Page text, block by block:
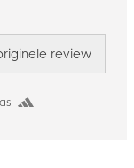
review